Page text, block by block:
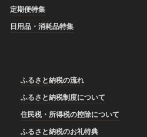
定期便特集
日用品・消耗品特集
ふるさと納税の流れ
ふるさと納税制度について
住民税・所得税の控除について
ふるさと納税のお礼特典